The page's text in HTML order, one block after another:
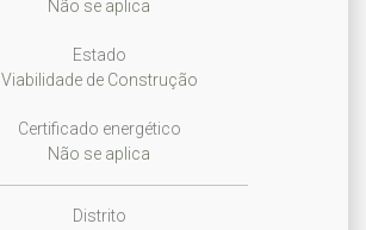
Não se aplica
Estado
Viabilidade de Construção
Certificado energético
Não se aplica
Distrito